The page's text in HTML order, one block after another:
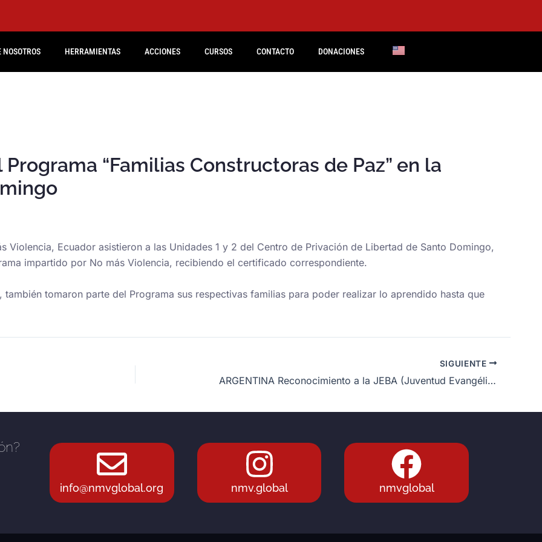
NOSOTROS HERRAMIENTAS ACCIONES CURSOS CONTACTO DONACIONES
“Familias Constructoras de Paz” en la
Violencia, Ecuador asistieron a las Unidades 1 y 2 del Centro de Privación de Libertad de Santo Domingo,
impartido por No más Violencia, recibiendo el certificado correspondiente.
tomaron parte del Programa sus respectivas familias para poder realizar lo aprendido hasta que
SIGUIENTE
ARGENTINA Reconocimiento a la JEBA (Juventud Evangélica Bautista Argentina) en Rosario
info@nmvglobal.org nmv.global nmvglobal